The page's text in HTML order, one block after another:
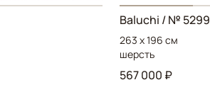
Baluchi / № 5299
263 x 196 см
шерсть
567 000 ₽